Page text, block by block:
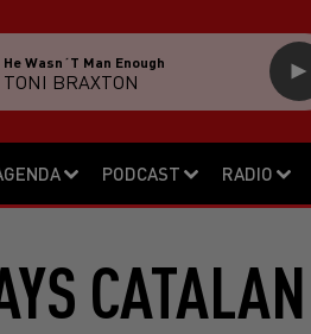
PODCAST RADIO
He Wasn´t Man Enough
TONI BRAXTON